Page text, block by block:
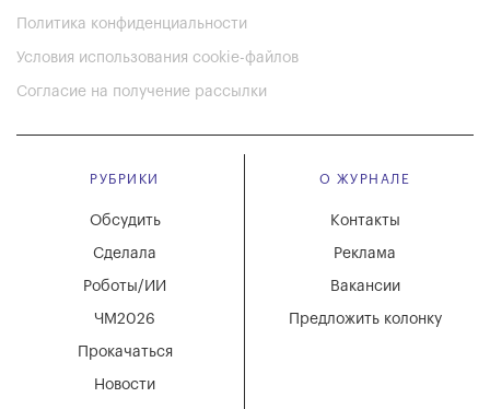
Политика конфиденциальности
Условия использования cookie-файлов
Согласие на получение рассылки
РУБРИКИ
Новости
Обсудить
Сделала
Роботы/ИИ
ЧМ2026
Прокачаться
О ЖУРНАЛЕ
Вакансии
Реклама
Контакты
Предложить колонку